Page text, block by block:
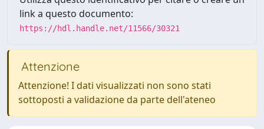
link a questo documento:
https://hdl.handle.net/11566/30321
Attenzione
Attenzione! I dati visualizzati non sono stati
sottoposti a validazione da parte dell'ateneo